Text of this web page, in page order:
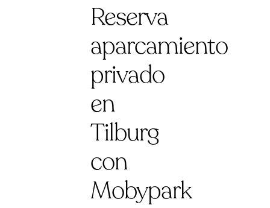
Reserva
aparcamiento
privado
en
Tilburg
con
Mobypark